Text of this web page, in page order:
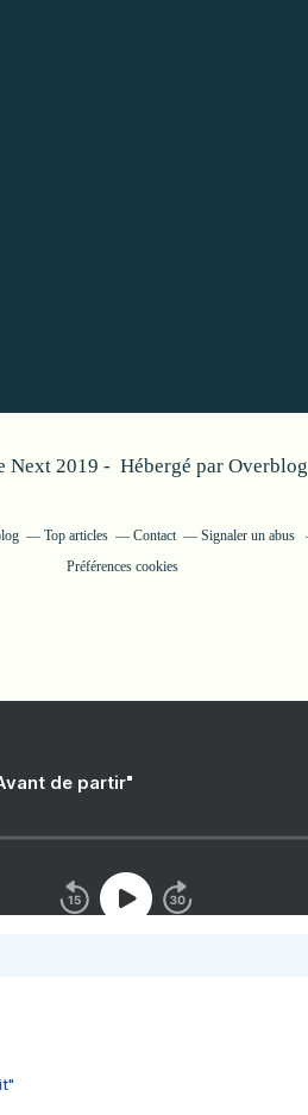
Next 2019 - Hébergé par Overblog
Top articles Contact Signaler un abus
Préférences cookies
de partir"